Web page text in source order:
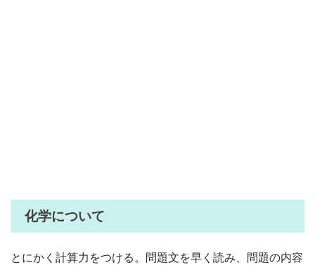
化学について
とにかく計算力をつける。問題文を早く読み、問題の内容